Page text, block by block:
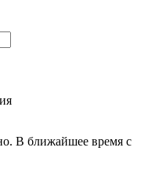
В ближайшее время с